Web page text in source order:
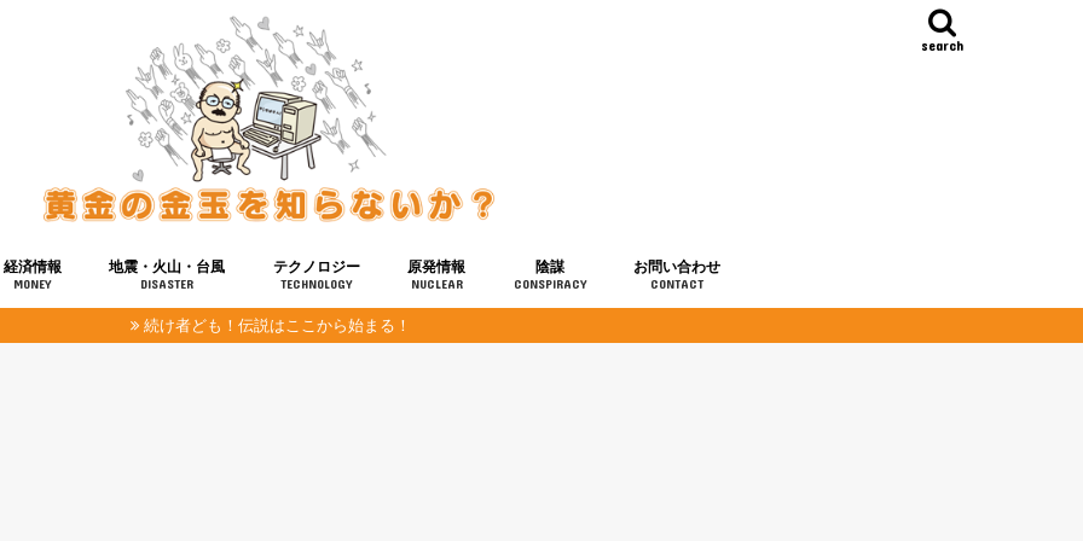
search
経済情報
MONEY
地震・火山・台風
DISASTER
テクノロジー
TECHNOLOGY
健康
宇宙
原発情報
NUCLEAR
陰謀
CONSPIRACY
お問い合わせ
CONTACT
続け者ども！伝説はここから始まる！